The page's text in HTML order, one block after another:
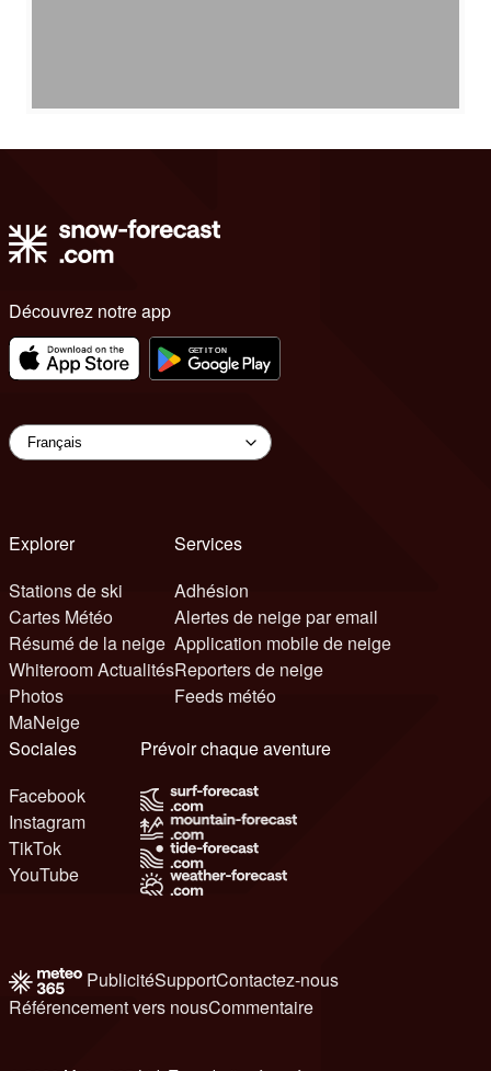
Découvrez notre app
Explorer
Stations de ski
Cartes Météo
Résumé de la neige
Whiteroom Actualités
Photos
MaNeige
Services
Adhésion
Alertes de neige par email
Application mobile de neige
Reporters de neige
Feeds météo
Sociales
Facebook
Instagram
TikTok
YouTube
Prévoir chaque aventure
PublicitéSupportContactez-nous
Référencement vers nousCommentaire